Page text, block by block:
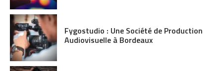
Fygostudio : Une Société de Production
Audiovisuelle à Bordeaux